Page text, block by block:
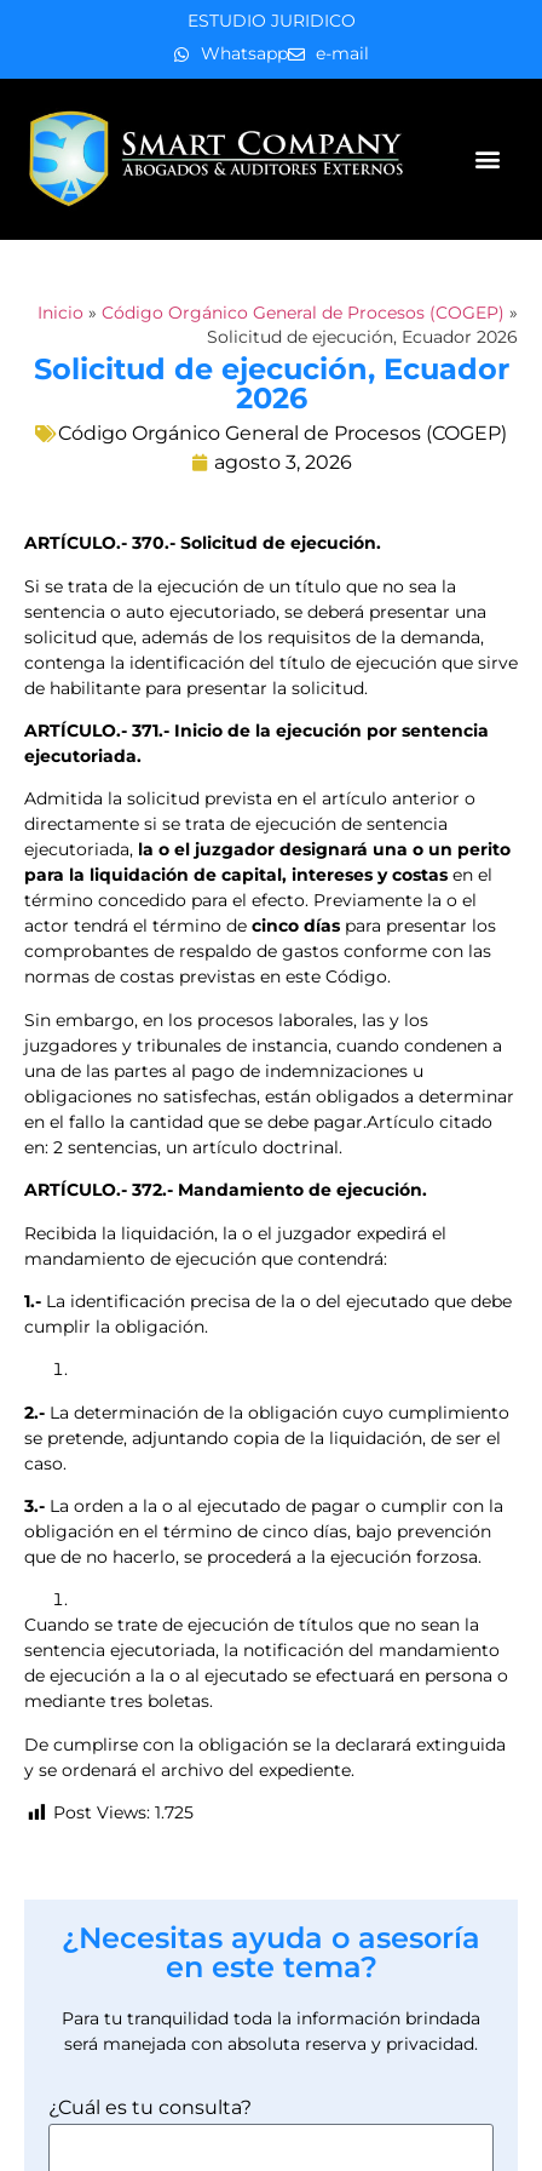
ESTUDIO JURIDICO
Whatsapp
e-mail
Inicio » Código Orgánico General de Procesos (COGEP) »
Solicitud de ejecución, Ecuador 2026
Solicitud de ejecución, Ecuador
2026
Código Orgánico General de Procesos (COGEP)
agosto 3, 2026
ARTÍCULO.- 370.- Solicitud de ejecución.
Si se trata de la ejecución de un título que no sea la
sentencia o auto ejecutoriado, se deberá presentar una
solicitud que, además de los requisitos de la demanda,
contenga la identificación del título de ejecución que sirve
de habilitante para presentar la solicitud.
ARTÍCULO.- 371.- Inicio de la ejecución por sentencia
ejecutoriada.
Admitida la solicitud prevista en el artículo anterior o
directamente si se trata de ejecución de sentencia
ejecutoriada, la o el juzgador designará una o un perito
para la liquidación de capital, intereses y costas en el
término concedido para el efecto. Previamente la o el
actor tendrá el término de cinco días para presentar los
comprobantes de respaldo de gastos conforme con las
normas de costas previstas en este Código.
Sin embargo, en los procesos laborales, las y los
juzgadores y tribunales de instancia, cuando condenen a
una de las partes al pago de indemnizaciones u
obligaciones no satisfechas, están obligados a determinar
en el fallo la cantidad que se debe pagar.Artículo citado
en: 2 sentencias, un artículo doctrinal.
ARTÍCULO.- 372.- Mandamiento de ejecución.
Recibida la liquidación, la o el juzgador expedirá el
mandamiento de ejecución que contendrá:
1.- La identificación precisa de la o del ejecutado que debe
cumplir la obligación.
2.- La determinación de la obligación cuyo cumplimiento
se pretende, adjuntando copia de la liquidación, de ser el
caso.
3.- La orden a la o al ejecutado de pagar o cumplir con la
obligación en el término de cinco días, bajo prevención
que de no hacerlo, se procederá a la ejecución forzosa.
Cuando se trate de ejecución de títulos que no sean la
sentencia ejecutoriada, la notificación del mandamiento
de ejecución a la o al ejecutado se efectuará en persona o
mediante tres boletas.
De cumplirse con la obligación se la declarará extinguida
y se ordenará el archivo del expediente.
Post Views: 1.725
¿Necesitas ayuda o asesoría
en este tema?
Para tu tranquilidad toda la información brindada
será manejada con absoluta reserva y privacidad.
¿Cuál es tu consulta?